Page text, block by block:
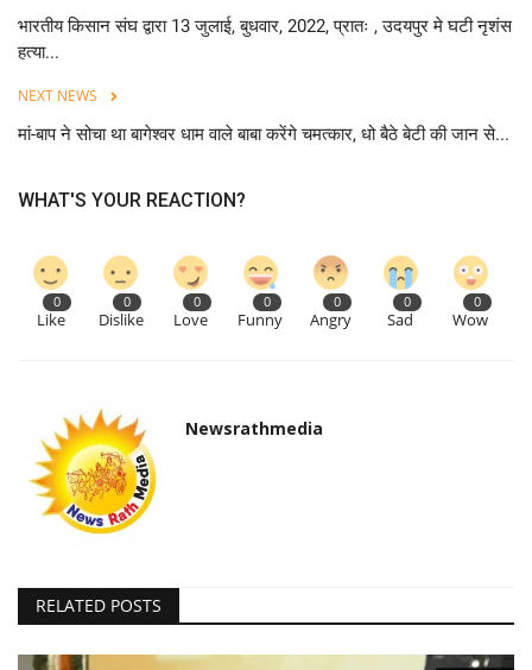
भारतीय किसान संघ द्वारा 13 जुलाई, बुधवार, 2022, प्रातः , उदयपुर मे घटी नृशंस
हत्या...
NEXT NEWS
मां-बाप ने सोचा था बागेश्वर धाम वाले बाबा करेंगे चमत्कार, धो बैठे बेटी की जान से...
WHAT'S YOUR REACTION?
0
Like
0
Dislike
0
Love
0
Funny
0
Angry
0
Sad
0
Wow
Newsrathmedia
RELATED POSTS